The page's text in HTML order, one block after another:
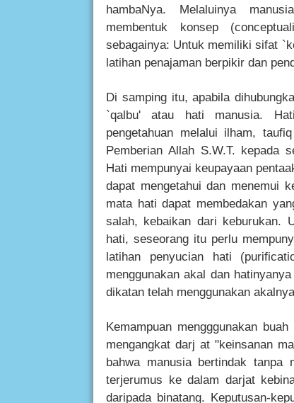
hambaNya. Melaluinya
membentuk konsep
sebagainya: Untuk memiliki sifat
latihan penajaman berpikir dan
Di samping itu, apabila
`qalbu' atau hati manusia.
pengetahuan melalui ilham,
Pemberian Allah S.W.T. kepada
Hati mempunyai keupayaan
dapat mengetahui dan menemui
mata hati dapat membedakan
salah, kebaikan dari keburukan.
hati, seseorang itu perlu
latihan penyucian hati
menggunakan akal dan
dikatan telah menggunakan
Kemampuan mengggunakan
mengangkat darj at "keinsanan
bahwa manusia bertindak tanpa
terjerumus ke dalam darjat
daripada binatang. Keputusan-